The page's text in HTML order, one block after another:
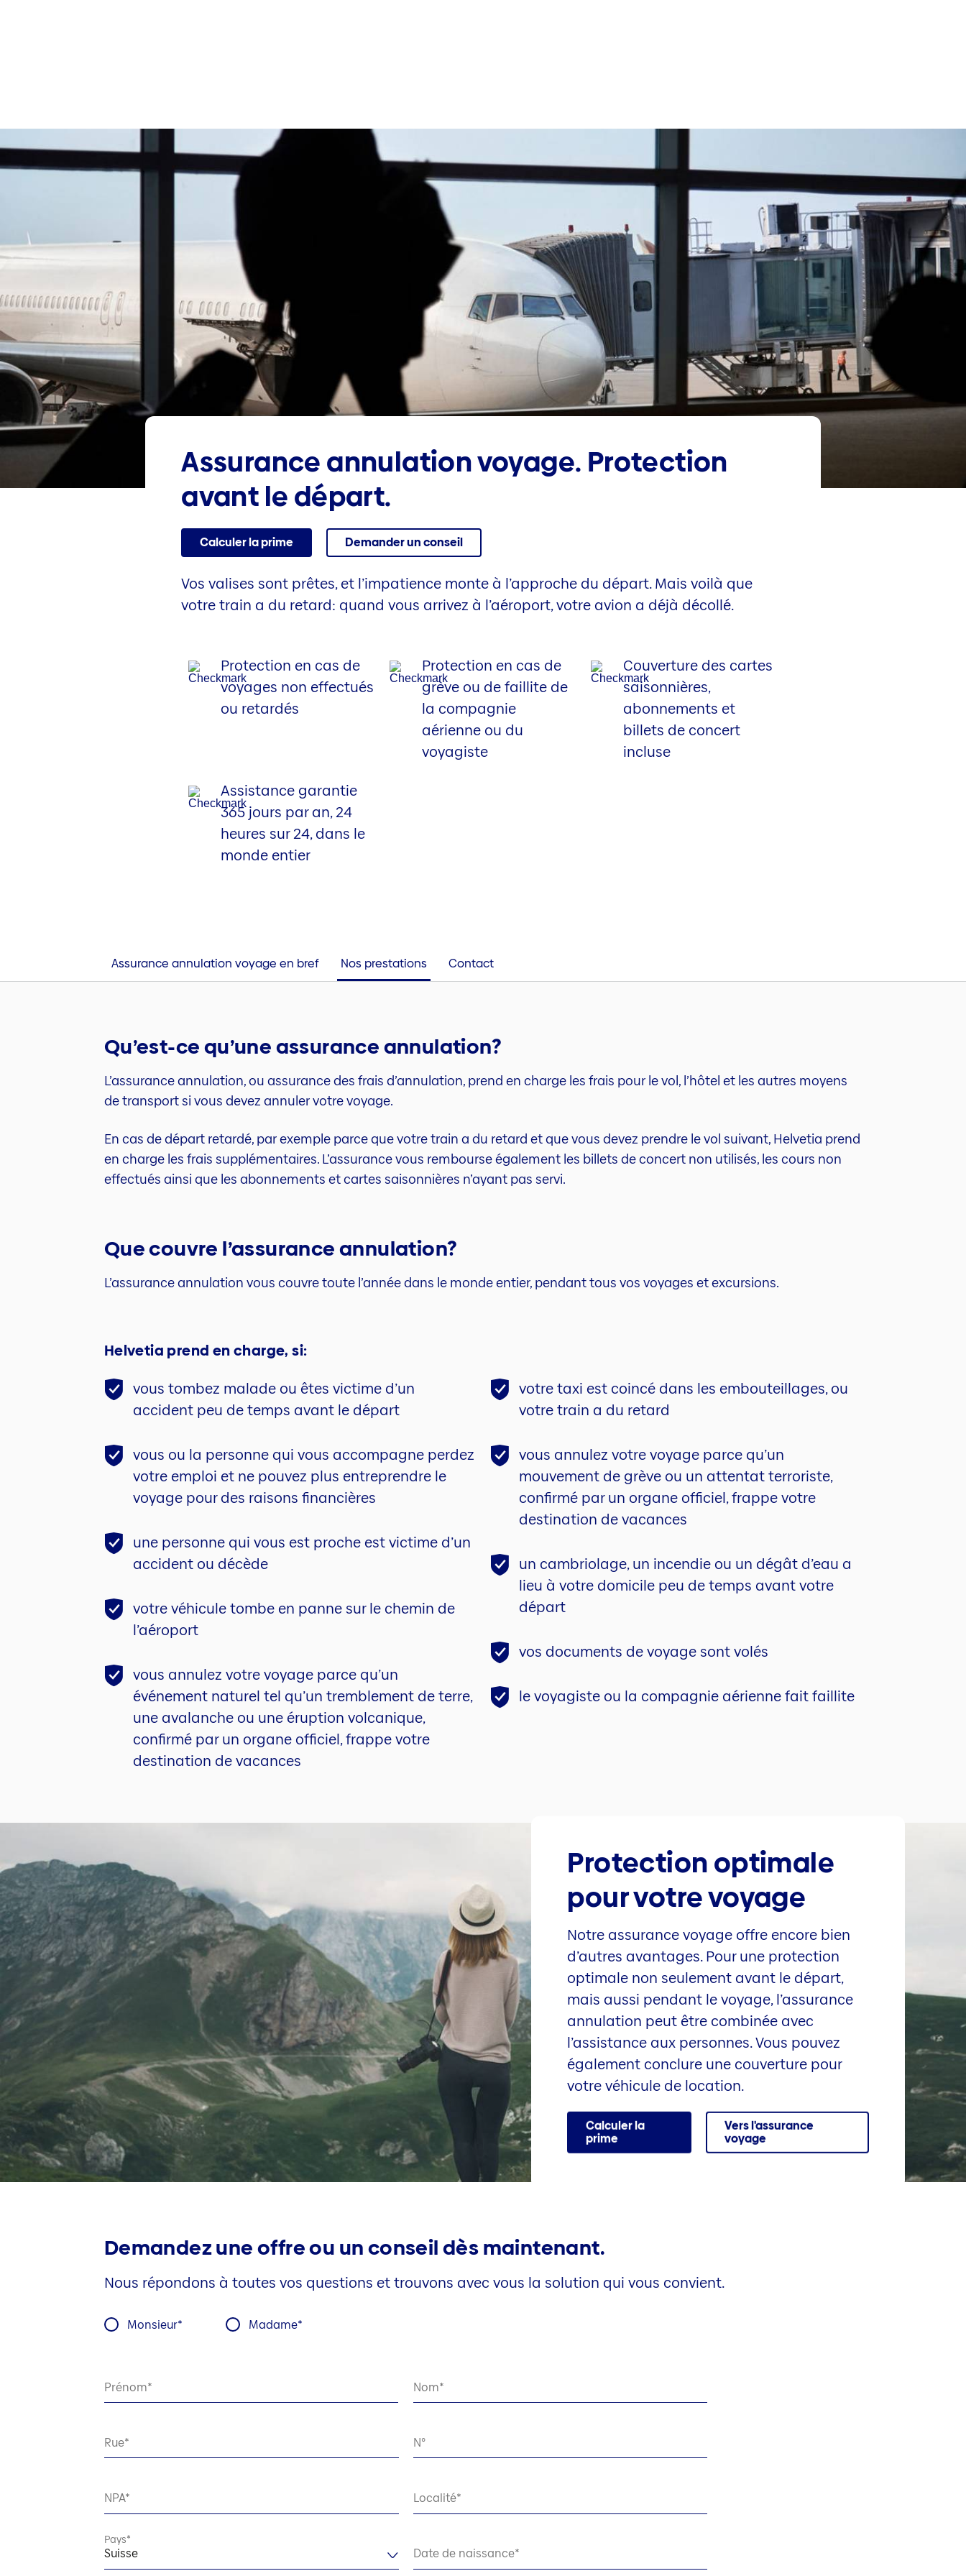
Assurance annulation voyage. Protection
avant le départ.
Calculer la prime Demander un conseil
Vos valises sont prêtes, et l’impatience monte à l’approche du départ. Mais voilà que
votre train a du retard: quand vous arrivez à l’aéroport, votre avion a déjà décollé.
Protection en cas de
voyages non effectués
ou retardés
Protection en cas de
grève ou de faillite de
la compagnie
aérienne ou du
voyagiste
Couverture des cartes
saisonnières,
abonnements et
billets de concert
incluse
Assistance garantie
365 jours par an, 24
heures sur 24, dans le
monde entier
Assurance annulation voyage en bref Nos prestations Contact
Qu’est-ce qu’une assurance annulation?
L’assurance annulation, ou assurance des frais d’annulation, prend en charge les frais pour le vol, l’hôtel et les autres moyens
de transport si vous devez annuler votre voyage.
En cas de départ retardé, par exemple parce que votre train a du retard et que vous devez prendre le vol suivant, Helvetia prend
en charge les frais supplémentaires. L’assurance vous rembourse également les billets de concert non utilisés, les cours non
effectués ainsi que les abonnements et cartes saisonnières n’ayant pas servi.
Que couvre l’assurance annulation?
L’assurance annulation vous couvre toute l’année dans le monde entier, pendant tous vos voyages et excursions.
Helvetia prend en charge, si:
vous tombez malade ou êtes victime d’un
accident peu de temps avant le départ
vous ou la personne qui vous accompagne perdez
votre emploi et ne pouvez plus entreprendre le
voyage pour des raisons financières
une personne qui vous est proche est victime d’un
accident ou décède
votre véhicule tombe en panne sur le chemin de
l’aéroport
vous annulez votre voyage parce qu’un
événement naturel tel qu’un tremblement de terre,
une avalanche ou une éruption volcanique,
confirmé par un organe officiel, frappe votre
destination de vacances
votre taxi est coincé dans les embouteillages, ou
votre train a du retard
vous annulez votre voyage parce qu’un
mouvement de grève ou un attentat terroriste,
confirmé par un organe officiel, frappe votre
destination de vacances
un cambriolage, un incendie ou un dégât d’eau a
lieu à votre domicile peu de temps avant votre
départ
vos documents de voyage sont volés
le voyagiste ou la compagnie aérienne fait faillite
Protection optimale
pour votre voyage
Notre assurance voyage offre encore bien
d’autres avantages. Pour une protection
optimale non seulement avant le départ,
mais aussi pendant le voyage, l’assurance
annulation peut être combinée avec
l’assistance aux personnes. Vous pouvez
également conclure une couverture pour
votre véhicule de location.
Calculer la
prime
Vers l'assurance
voyage
Demandez une offre ou un conseil dès maintenant.
Nous répondons à toutes vos questions et trouvons avec vous la solution qui vous convient.
Monsieur Madame
Prénom Nom
Rue N°
NPA Localité
Pays
Suisse Date de naissance